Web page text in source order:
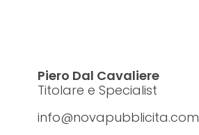
Piero Dal Cavaliere
Titolare e Specialist
info@novapubblicita.com